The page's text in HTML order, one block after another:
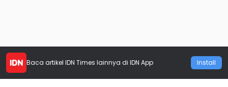
Baca artikel IDN Times lainnya di IDN App Install